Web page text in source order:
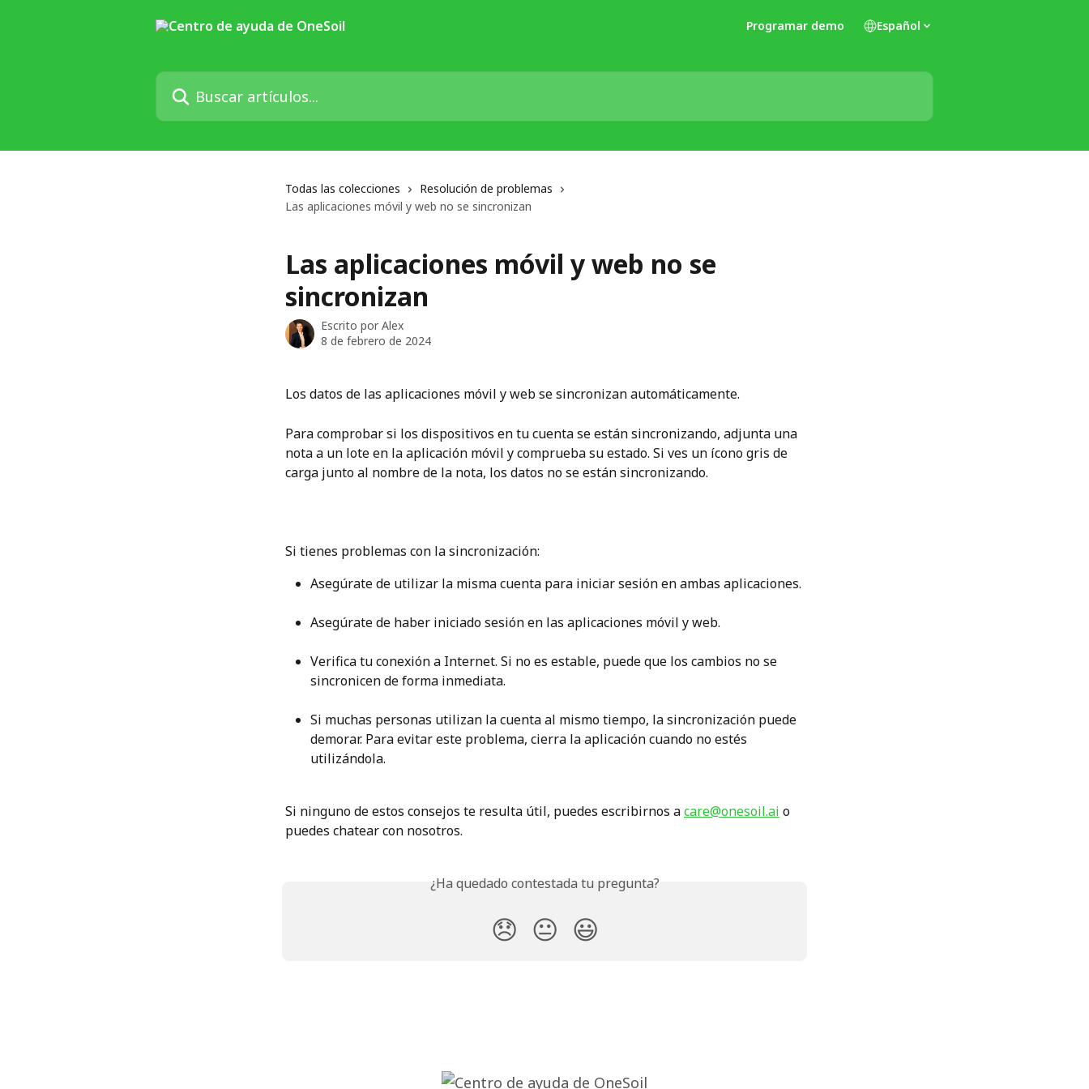
Programar demo Español
Buscar artículos...
Todas las colecciones
Resolución de problemas
Las aplicaciones móvil y web no se sincronizan
Las aplicaciones móvil y web no se
sincronizan
Escrito por Alex
8 de febrero de 2024
Los datos de las aplicaciones móvil y web se sincronizan automáticamente.
Para comprobar si los dispositivos en tu cuenta se están sincronizando, adjunta una
nota a un lote en la aplicación móvil y comprueba su estado. Si ves un ícono gris de
carga junto al nombre de la nota, los datos no se están sincronizando.
Si tienes problemas con la sincronización:
Asegúrate de utilizar la misma cuenta para iniciar sesión en ambas aplicaciones.
Asegúrate de haber iniciado sesión en las aplicaciones móvil y web.
Verifica tu conexión a Internet. Si no es estable, puede que los cambios no se
sincronicen de forma inmediata.
Si muchas personas utilizan la cuenta al mismo tiempo, la sincronización puede
demorar. Para evitar este problema, cierra la aplicación cuando no estés
utilizándola.
Si ninguno de estos consejos te resulta útil, puedes escribirnos a care@onesoil.ai o
puedes chatear con nosotros.
¿Ha quedado contestada tu pregunta?
😞 😐 😃